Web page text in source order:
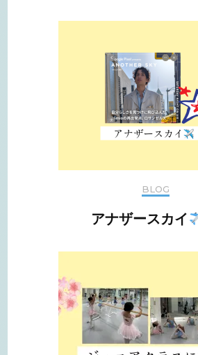
BLOG
アナザースカイ